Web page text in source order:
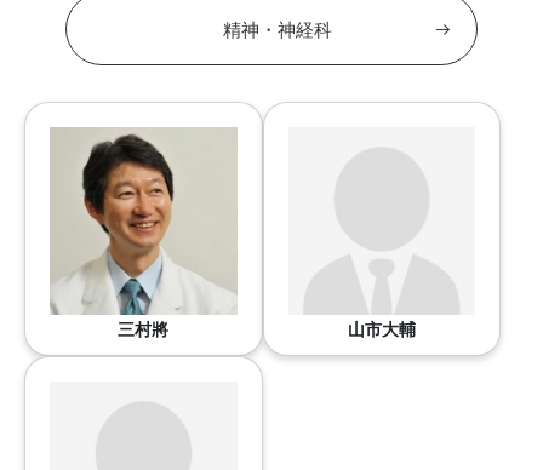
精神・神経科
三村將 山市大輔